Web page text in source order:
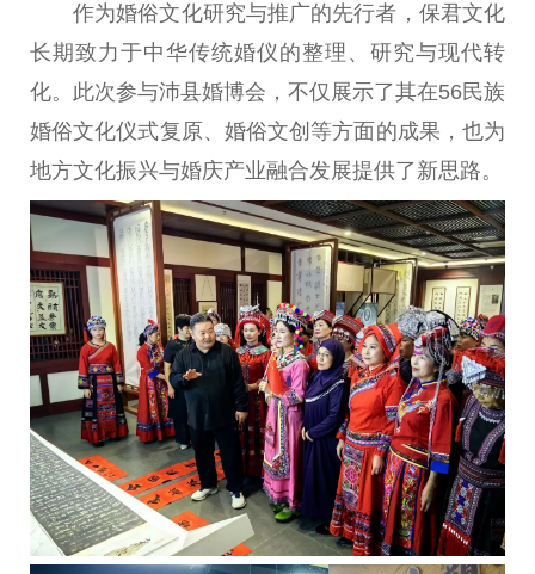
作为婚俗文化研究与推广的先行者，保君文化
长期致力于中华传统婚仪的整理、研究与现代转
化。此次参与沛县婚博会，不仅展示了其在56民族
婚俗文化仪式复原、婚俗文创等方面的成果，也为
地方文化振兴与婚庆产业融合发展提供了新思路。